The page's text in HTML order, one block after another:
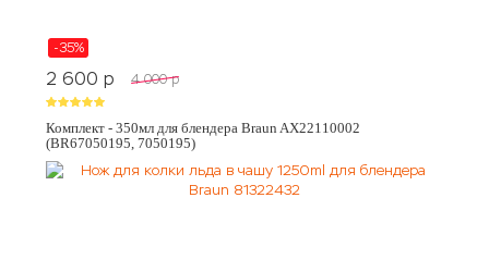
-35%
2 600 p 4 000 p
Комплект - 350мл для блендера Braun AX22110002
(BR67050195, 7050195)